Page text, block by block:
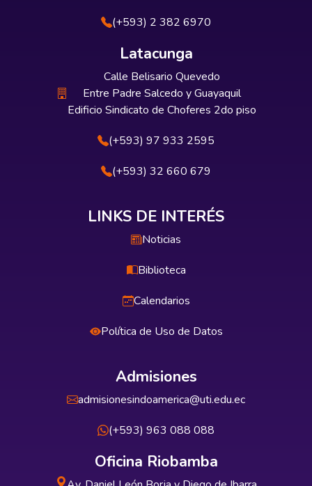
(+593) 2 382 6970
Latacunga
Calle Belisario Quevedo
Entre Padre Salcedo y Guayaquil
Edificio Sindicato de Choferes 2do piso
(+593) 97 933 2595
(+593) 32 660 679
LINKS DE INTERÉS
Noticias
Biblioteca
Calendarios
Política de Uso de Datos
Admisiones
admisionesindoamerica@uti.edu.ec
(+593) 963 088 088
Oficina Riobamba